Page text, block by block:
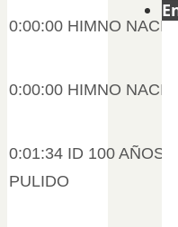
0:00:00 HIMNO
0:00:00 HIMNO
0:01:34 ID 100 AÑOS
PULIDO